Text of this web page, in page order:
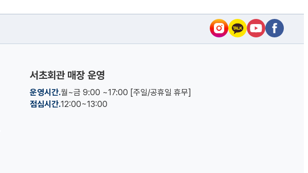
서초회관 매장 운영
운영시간.월~금 9:00 ~17:00 [주일/공휴일 휴무]
점심시간.12:00~13:00